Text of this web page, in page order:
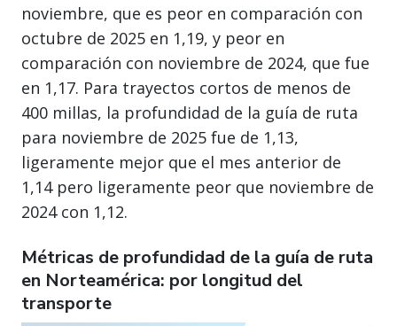
noviembre, que es peor en comparación con
octubre de 2025 en 1,19, y peor en
comparación con noviembre de 2024, que fue
en 1,17. Para trayectos cortos de menos de
400 millas, la profundidad de la guía de ruta
para noviembre de 2025 fue de 1,13,
ligeramente mejor que el mes anterior de
1,14 pero ligeramente peor que noviembre de
2024 con 1,12.
Métricas de profundidad de la guía de ruta
en Norteamérica: por longitud del
transporte